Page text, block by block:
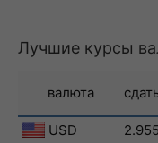
Лучшие курсы
валюта
USD